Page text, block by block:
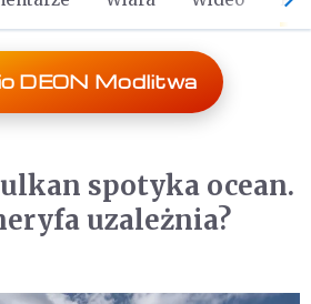
DEON Modlitwa
spotyka ocean.
uzależnia?